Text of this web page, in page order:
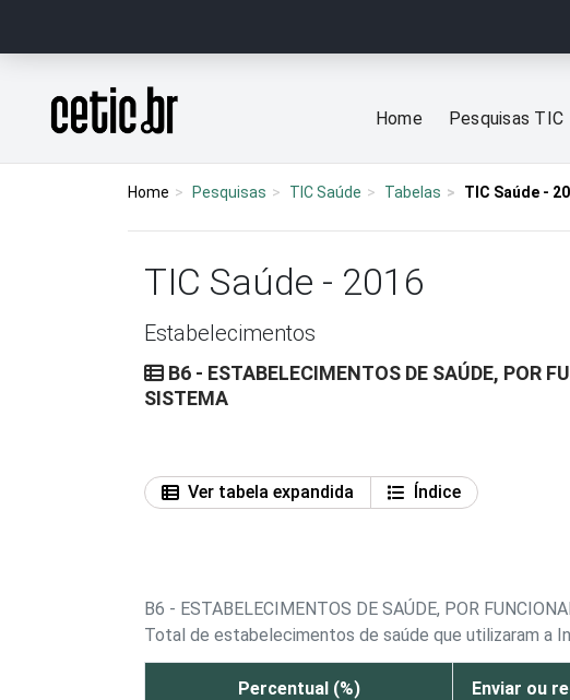
Página inicial
Home Pesquisas TIC
Home Pesquisas TIC Saúde Tabelas TIC Saúde -
TIC Saúde - 2016
Estabelecimentos
B6 - ESTABELECIMENTOS DE SAÚDE, POR
SISTEMA
Ver tabela expandida
Índice
B6 - ESTABELECIMENTOS DE SAÚDE, POR
Total de estabelecimentos de saúde que utilizaram a
Percentual (%)
Enviar ou